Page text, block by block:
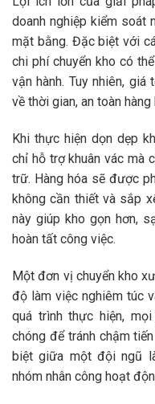
doanh nghiệp kiểm soát
mặt bằng. Đặc biệt với
chi phí chuyển kho có
vận hành. Tuy nhiên,
về thời gian, an toàn
Khi thực hiệndọn dẹp
chỉ hỗ trợ khuân vác mà
trữ. Hàng hóa sẽ được
không cần thiết và sắp
này giúp kho gọn hơn,
hoàn tất công việc.
Một đơn vị chuyển kho
độ làm việc nghiêm túc
quá trình thực hiện,
chóng để tránh chậm
biệt giữa một đội ngũ
nhóm nhân công hoạt